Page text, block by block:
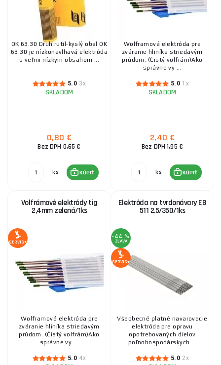
OK 63.30 Druh rutil-kyslý obal OK
63.30 je nízkonavlhavá elektróda
s veľmi nízkym obsahom ...
5.0 3x
SKLADOM
0,80 €
Bez DPH 0,65 €
ks KÚPIŤ
Wolframová elektróda pre
zváranie hliníka striedavým
prúdom. (Čistý volfrám)Ako
správne vy ...
5.0 1x
SKLADOM
2,40 €
Bez DPH 1,95 €
ks KÚPIŤ
Volfrámové elektródy tig
2,4mm zelená/1ks
SERVIS+
Wolframová elektróda pre
zváranie hliníka striedavým
prúdom. (Čistý volfrám)Ako
správne vy ...
5.0 4x
Elektróda na tvrdonávary EB
511 2.5/350/1ks
-44 %
ZĽAVA
SERVIS+
Všeobecné platné navarovacie
elektróda pre opravu
opotrebovaných dielov
poľnohospodárskych ...
5.0 2x